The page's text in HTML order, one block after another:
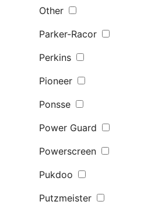
Other
Parker-Racor
Perkins
Pioneer
Ponsse
Power Guard
Powerscreen
Pukdoo
Putzmeister